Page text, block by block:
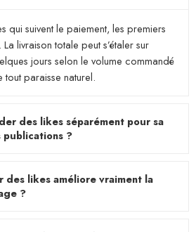
qui suivent le paiement, les premiers
livraison totale peut s’étaler sur
jours selon le volume commandé
paraisse naturel.
des likes séparément pour sa
publications ?
des likes améliore vraiment la
?